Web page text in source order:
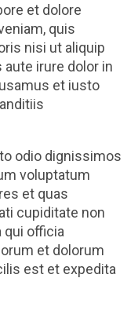
et dolore
quis
nisi ut aliquip
irure dolor in
et iusto
odio dignissimos
voluptatum
et quas
cupiditate non
qui officia
et dolorum
est et expedita